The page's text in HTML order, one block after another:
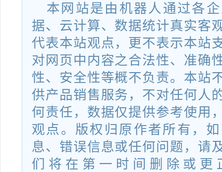
本网站是由机器人通过各
据、云计算、数据统计真实客
代表本站观点，更不表示本站
对网页中内容之合法性、准确
性、安全性等概不负责。本站
供产品销售服务，不对任何人
何责任，数据仅提供参考使用
观点。版权归原作者所有，
息、错误信息或任何问题，请
们将在第一时间删除或更